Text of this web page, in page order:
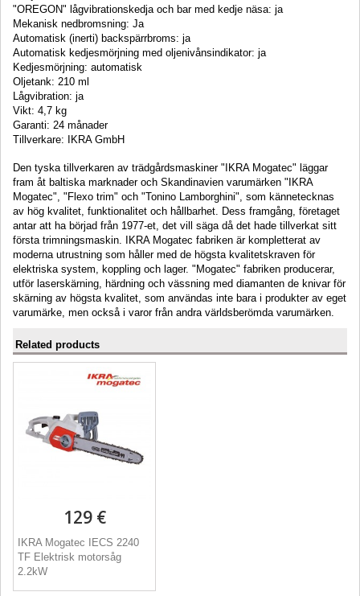
"OREGON" lågvibrationskedja och bar med kedje näsa: ja
Mekanisk nedbromsning: Ja
Automatisk (inerti) backspärrbroms: ja
Automatisk kedjesmörjning med oljenivånsindikator: ja
Kedjesmörjning: automatisk
Oljetank: 210 ml
Lågvibration: ja
Vikt: 4,7 kg
Garanti: 24 månader
Tillverkare: IKRA GmbH
Den tyska tillverkaren av trädgårdsmaskiner "IKRA Mogatec" läggar
fram åt baltiska marknader och Skandinavien varumärken "IKRA
Mogatec", "Flexo trim" och "Tonino Lamborghini", som kännetecknas
av hög kvalitet, funktionalitet och hållbarhet. Dess framgång, företaget
antar att ha börjad från 1977-et, det vill säga då det hade tillverkat sitt
första trimningsmaskin. IKRA Mogatec fabriken är kompletterat av
moderna utrustning som håller med de högsta kvalitetskraven för
elektriska system, koppling och lager. "Mogatec" fabriken producerar,
utför laserskärning, härdning och vässning med diamanten de knivar för
skärning av högsta kvalitet, som användas inte bara i produkter av eget
varumärke, men också i varor från andra världsberömda varumärken.
Related products
129 €
IKRA Mogatec IECS 2240
TF Elektrisk motorsåg
2.2kW